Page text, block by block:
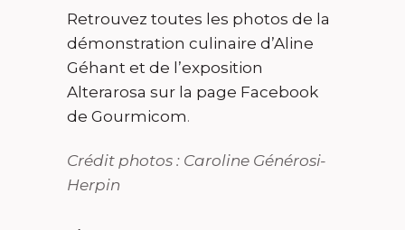
Retrouvez toutes les photos de la
démonstration culinaire d’Aline
Géhant et de l’exposition
Alterarosa sur la page Facebook
de Gourmicom.
Crédit photos : Caroline Générosi-
Herpin